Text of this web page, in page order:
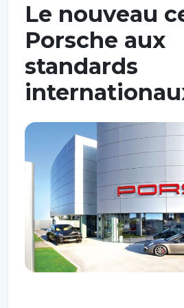
Le nouveau
Porsche aux
standards